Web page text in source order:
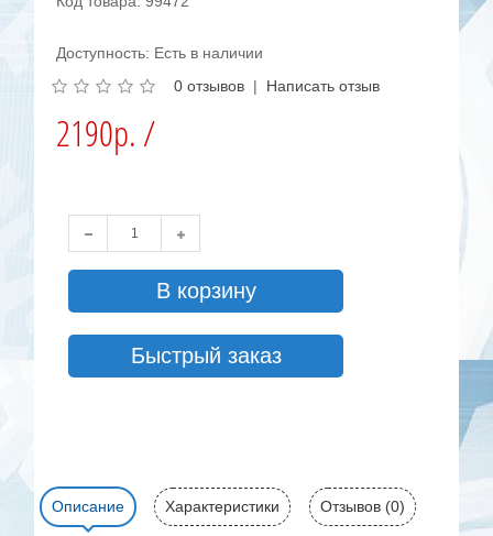
Доступность: Есть в наличии
0 отзывов | Написать отзыв
2190р. /
В корзину
Быстрый заказ
Описание Характеристики Отзывов (0)